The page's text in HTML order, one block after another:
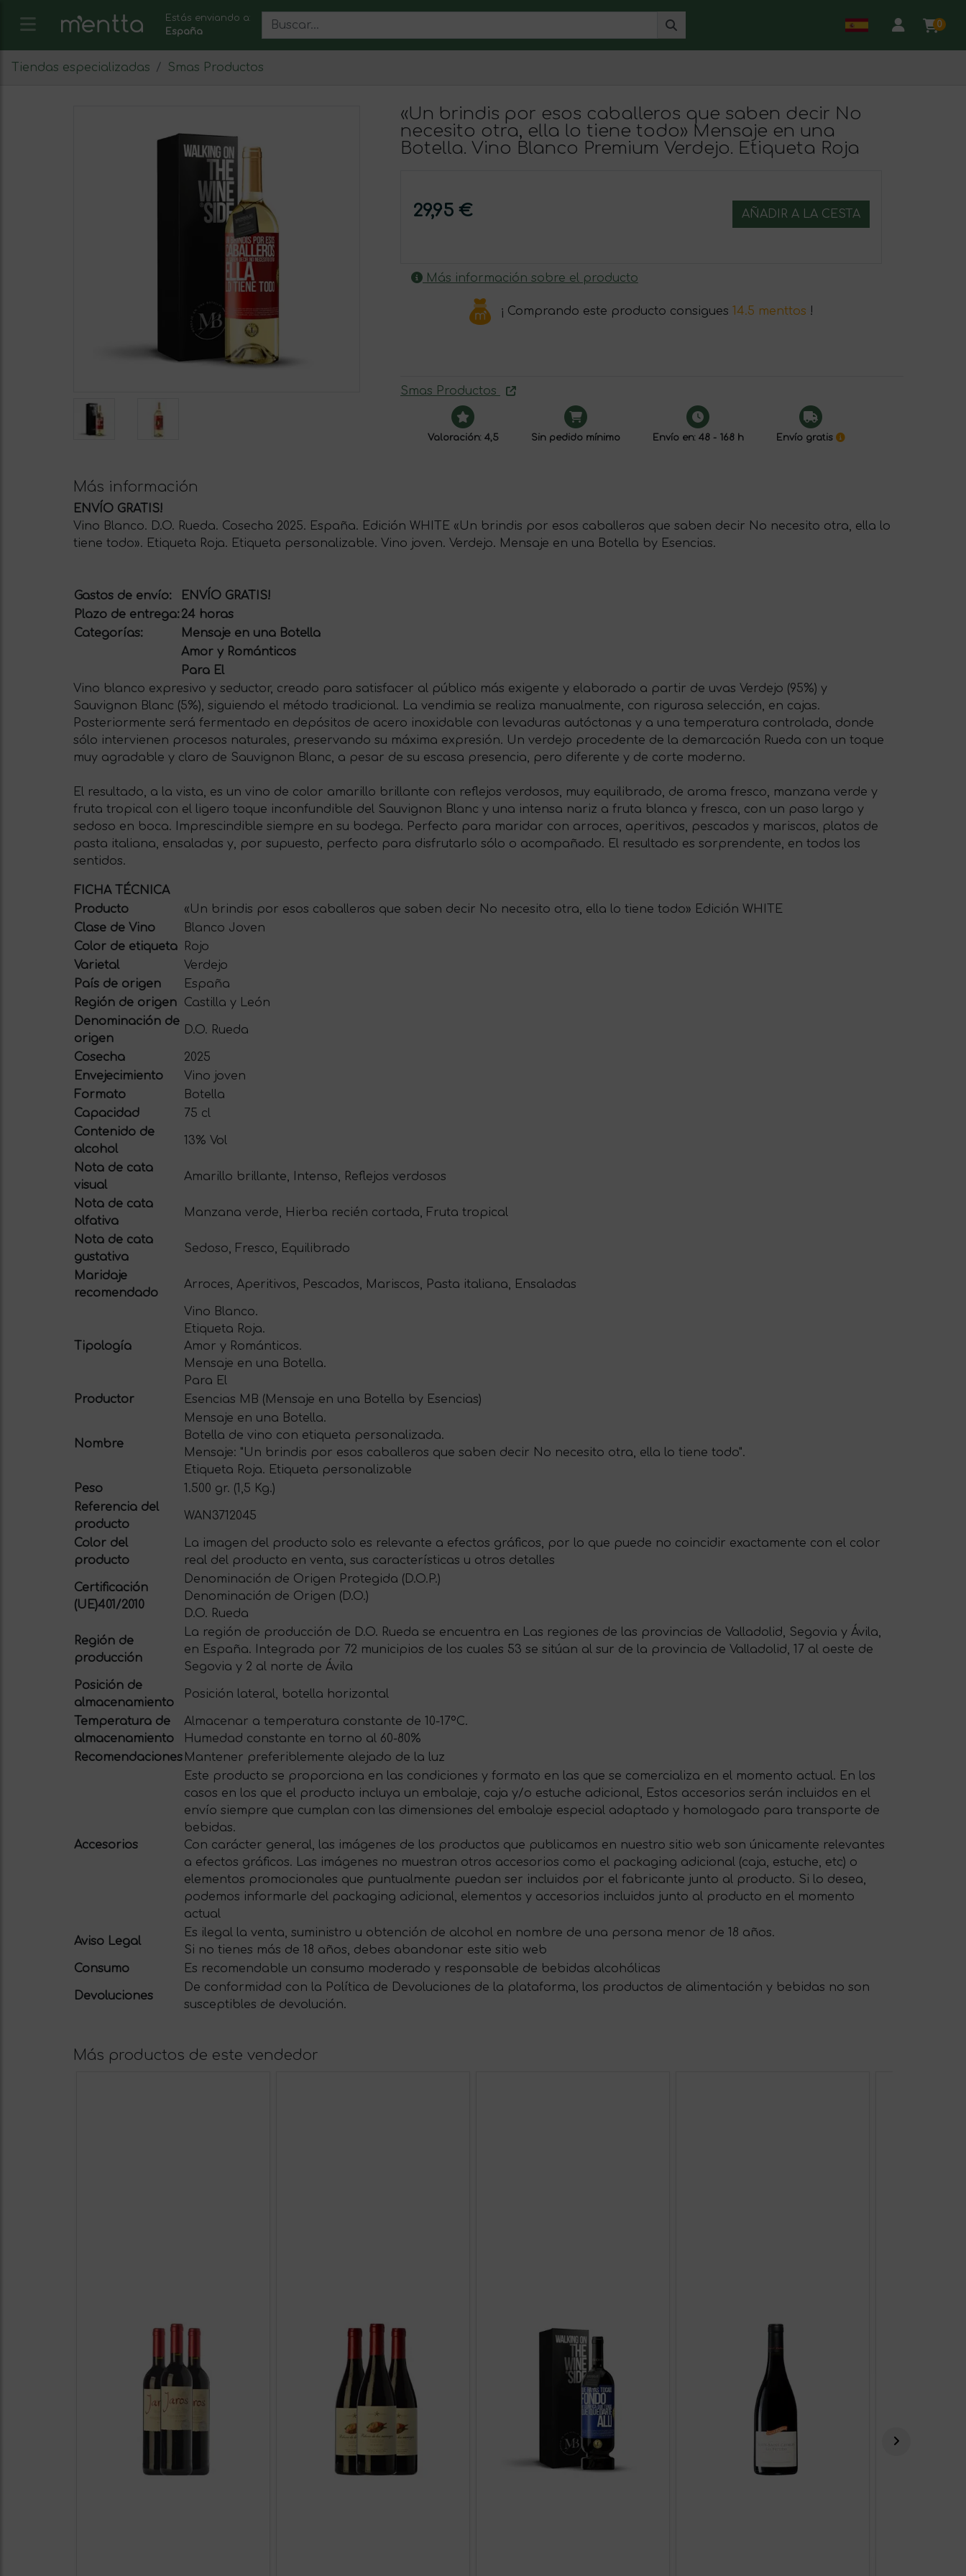
Estás enviando a:
España
0
Tiendas especializadas Smas Productos
«Un brindis por esos caballeros que saben decir No
necesito otra, ella lo tiene todo» Mensaje en una
Botella. Vino Blanco Premium Verdejo. Etiqueta Roja
29,95 € AÑADIR A LA CESTA
Más información sobre el producto
¡ Comprando este producto consigues 14.5 menttos !
Smas Productos
Valoración: 4,5 Sin pedido mínimo Envío en: 48 - 168 h Envío gratis
Más información
ENVÍO GRATIS!
Vino Blanco. D.O. Rueda. Cosecha 2025. España. Edición WHITE «Un brindis por esos caballeros que saben decir No necesito otra, ella lo
tiene todo». Etiqueta Roja. Etiqueta personalizable. Vino joven. Verdejo. Mensaje en una Botella by Esencias.
Gastos de envío:
ENVÍO GRATIS!
Plazo de entrega:24 horas
Categorías:
Mensaje en una Botella
Amor y Románticos
Para El
Vino blanco expresivo y seductor, creado para satisfacer al público más exigente y elaborado a partir de uvas Verdejo (95%) y
Sauvignon Blanc (5%), siguiendo el método tradicional. La vendimia se realiza manualmente, con rigurosa selección, en cajas.
Posteriormente será fermentado en depósitos de acero inoxidable con levaduras autóctonas y a una temperatura controlada, donde
sólo intervienen procesos naturales, preservando su máxima expresión. Un verdejo procedente de la demarcación Rueda con un toque
muy agradable y claro de Sauvignon Blanc, a pesar de su escasa presencia, pero diferente y de corte moderno.
El resultado, a la vista, es un vino de color amarillo brillante con reflejos verdosos, muy equilibrado, de aroma fresco, manzana verde y
fruta tropical con el ligero toque inconfundible del Sauvignon Blanc y una intensa nariz a fruta blanca y fresca, con un paso largo y
sedoso en boca. Imprescindible siempre en su bodega. Perfecto para maridar con arroces, aperitivos, pescados y mariscos, platos de
pasta italiana, ensaladas y, por supuesto, perfecto para disfrutarlo sólo o acompañado. El resultado es sorprendente, en todos los
sentidos.
FICHA TÉCNICA
Producto
«Un brindis por esos caballeros que saben decir No necesito otra, ella lo tiene todo» Edición WHITE
Clase de Vino
Blanco Joven
Color de etiqueta
Rojo
Varietal
Verdejo
País de origen
España
Región de origen
Castilla y León
Denominación de
origen
D.O. Rueda
Cosecha
2025
Envejecimiento
Vino joven
Formato
Botella
Capacidad
75 cl
Contenido de
alcohol
13% Vol
Nota de cata
visual
Amarillo brillante, Intenso, Reflejos verdosos
Nota de cata
olfativa
Manzana verde, Hierba recién cortada, Fruta tropical
Nota de cata
gustativa
Sedoso, Fresco, Equilibrado
Maridaje
recomendado
Arroces, Aperitivos, Pescados, Mariscos, Pasta italiana, Ensaladas
Tipología
Vino Blanco.
Etiqueta Roja.
Amor y Románticos.
Mensaje en una Botella.
Para El
Productor
Esencias MB (Mensaje en una Botella by Esencias)
Nombre
Mensaje en una Botella.
Botella de vino con etiqueta personalizada.
Mensaje: "Un brindis por esos caballeros que saben decir No necesito otra, ella lo tiene todo".
Etiqueta Roja. Etiqueta personalizable
Peso
1.500 gr. (1,5 Kg.)
Referencia del
producto
WAN3712045
Color del
producto
La imagen del producto solo es relevante a efectos gráficos, por lo que puede no coincidir exactamente con el color
real del producto en venta, sus características u otros detalles
Certificación
(UE)401/2010
Denominación de Origen Protegida (D.O.P.)
Denominación de Origen (D.O.)
D.O. Rueda
Región de
producción
La región de producción de D.O. Rueda se encuentra en Las regiones de las provincias de Valladolid, Segovia y Ávila,
en España. Integrada por 72 municipios de los cuales 53 se sitúan al sur de la provincia de Valladolid, 17 al oeste de
Segovia y 2 al norte de Ávila
Posición de
almacenamiento
Posición lateral, botella horizontal
Temperatura de
almacenamiento
Almacenar a temperatura constante de 10-17ºC.
Humedad constante en torno al 60-80%
Recomendaciones Mantener preferiblemente alejado de la luz
Accesorios
Este producto se proporciona en las condiciones y formato en las que se comercializa en el momento actual. En los
casos en los que el producto incluya un embalaje, caja y/o estuche adicional, Estos accesorios serán incluidos en el
envío siempre que cumplan con las dimensiones del embalaje especial adaptado y homologado para transporte de
bebidas.
Con carácter general, las imágenes de los productos que publicamos en nuestro sitio web son únicamente relevantes
a efectos gráficos. Las imágenes no muestran otros accesorios como el packaging adicional (caja, estuche, etc) o
elementos promocionales que puntualmente puedan ser incluidos por el fabricante junto al producto. Si lo desea,
podemos informarle del packaging adicional, elementos y accesorios incluidos junto al producto en el momento
actual
Aviso Legal
Es ilegal la venta, suministro u obtención de alcohol en nombre de una persona menor de 18 años.
Si no tienes más de 18 años, debes abandonar este sitio web
Consumo
Es recomendable un consumo moderado y responsable de bebidas alcohólicas
Devoluciones
De conformidad con la Política de Devoluciones de la plataforma, los productos de alimentación y bebidas no son
susceptibles de devolución.
Más productos de este vendedor